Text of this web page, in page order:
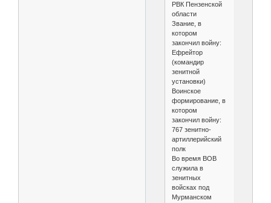
РВК Пензенской
области
Звание, в
котором
закончил войну:
Ефрейтор
(командир
зенитной
установки)
Воинское
формирование, в
котором
закончил войну:
767 зенитно-
артиллерийский
полк
Во время ВОВ
служила в
зенитных
войсках под
Мурманском